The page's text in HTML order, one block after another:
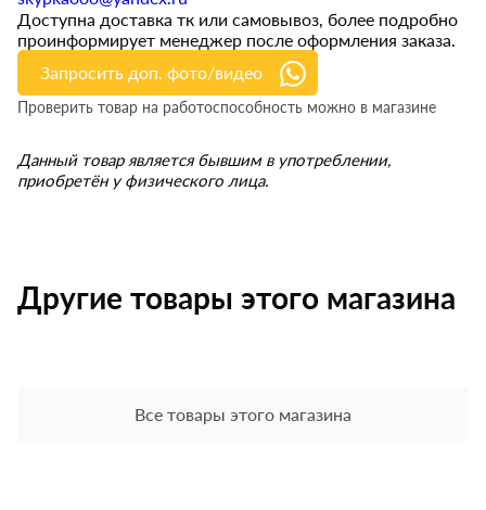
Доступна доставка тк или самовывоз, более подробно
проинформирует менеджер после оформления заказа.
Запросить доп. фото/видео
Проверить товар на работоспособность можно в магазине
Данный товар является бывшим в употреблении,
приобретён у физического лица.
Другие товары этого магазина
Все товары этого магазина